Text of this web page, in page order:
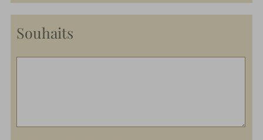
Souhaits